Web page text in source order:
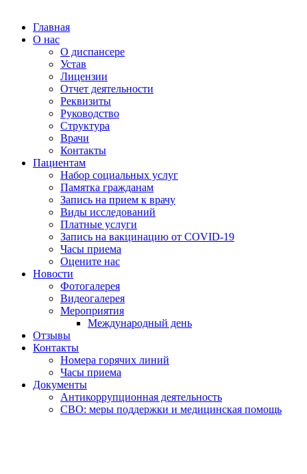
Главная
О нас
О диспансере
Устав
Лицензии
Отчет деятельности
Реквизиты
Руководство
Структура
Врачи
Контакты
Пациентам
Набор социальных услуг
Памятка гражданам
Запись на прием к врачу
Виды исследований
Платные услуги
Запись на вакцинацию от COVID-19
Часы приема
Оцените нас
Новости
Фотогалерея
Видеогалерея
Мероприятия
Международный день
Отзывы
Контакты
Номера горячих линий
Часы приема
Документы
Антикоррупционная деятельность
СВО: меры поддержки и медицинская помощь